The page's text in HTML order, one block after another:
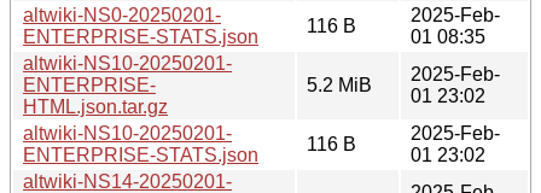
altwiki-NS0-20250201-
ENTERPRISE-STATS.json
116 B
2025-Feb-
01 08:35
altwiki-NS10-20250201-
ENTERPRISE-
HTML.json.tar.gz
5.2 MiB
2025-Feb-
01 23:02
altwiki-NS10-20250201-
ENTERPRISE-STATS.json
116 B
2025-Feb-
01 23:02
altwiki-NS14-20250201-